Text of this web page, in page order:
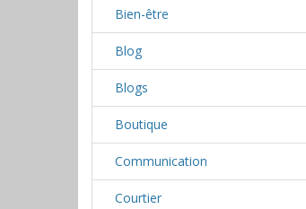
Bien-être
Blog
Blogs
Boutique
Communication
Courtier